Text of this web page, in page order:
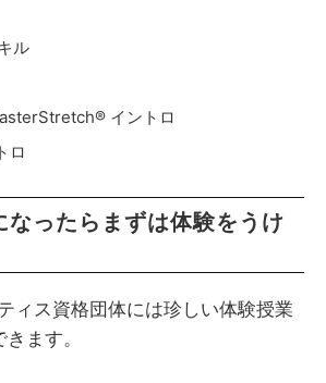
ル
イントロ
ロ
なったらまずは体験をうけ
ィス資格団体には珍しい体験授業
ます。